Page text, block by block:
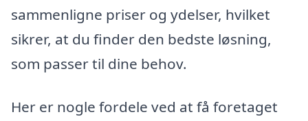
sammenligne priser og ydelser, hvilket
sikrer, at du finder den bedste løsning,
som passer til dine behov.
Her er nogle fordele ved at få foretaget